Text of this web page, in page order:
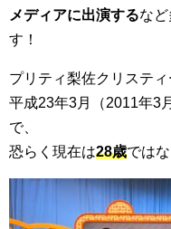
メディアに出演するな
す！
プリティ梨佐クリスティ
平成23年3月（2011年3
で、
恐らく現在は28歳では